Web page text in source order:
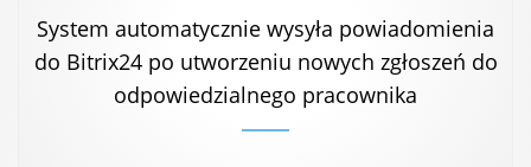
System automatycznie wysyła powiadomienia
do Bitrix24 po utworzeniu nowych zgłoszeń do
odpowiedzialnego pracownika